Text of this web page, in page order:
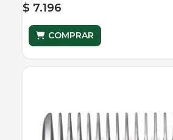
$ 7.196
COMPRAR